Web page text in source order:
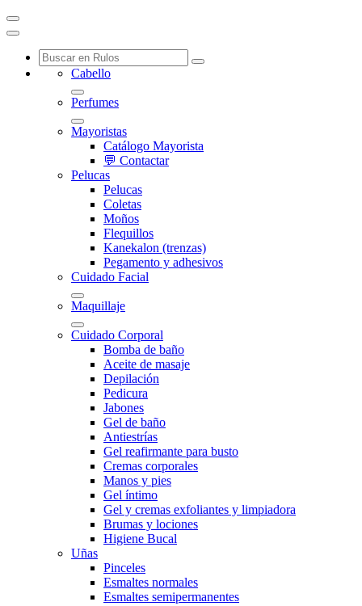
Cabello
Perfumes
Mayoristas
Catálogo Mayorista
💬 Contactar
Pelucas
Pelucas
Coletas
Moños
Flequillos
Kanekalon (trenzas)
Pegamento y adhesivos
Cuidado Facial
Maquillaje
Cuidado Corporal
Bomba de baño
Aceite de masaje
Depilación
Pedicura
Jabones
Gel de baño
Antiestrías
Gel reafirmante para busto
Cremas corporales
Manos y pies
Gel íntimo
Gel y cremas exfoliantes y limpiadora
Brumas y lociones
Higiene Bucal
Uñas
Pinceles
Esmaltes normales
Esmaltes semipermanentes